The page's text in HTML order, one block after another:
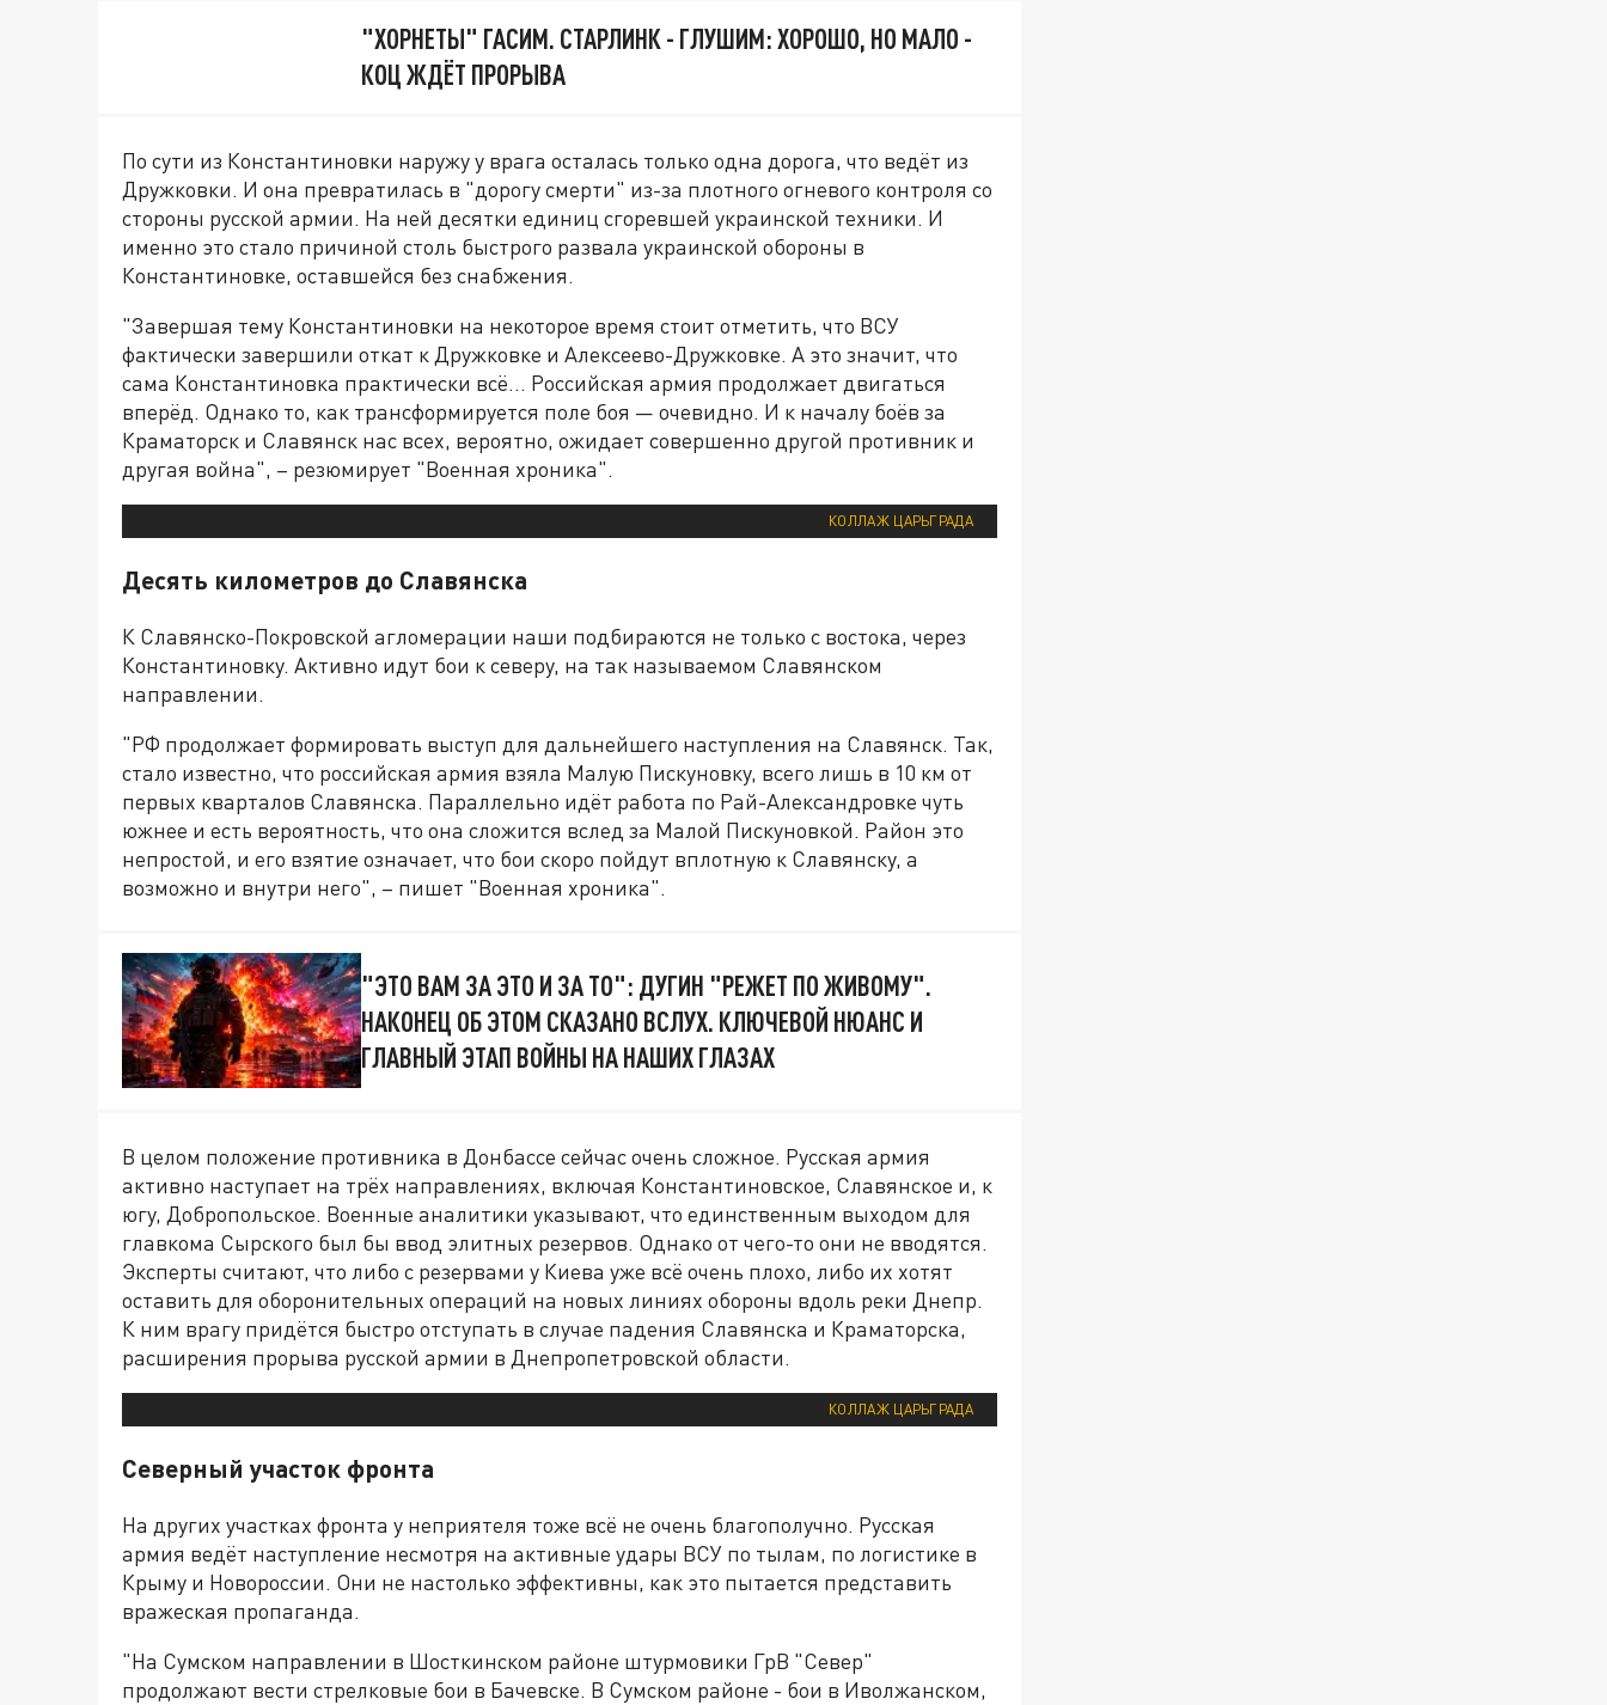
"ХОРНЕТЫ" ГАСИМ. СТАРЛИНК - ГЛУШИМ: ХОРОШО, НО МАЛО -
КОЦ ЖДЁТ ПРОРЫВА
По сути из Константиновки наружу у врага осталась только одна дорога, что ведёт из
Дружковки. И она превратилась в "дорогу смерти" из-за плотного огневого контроля со
стороны русской армии. На ней десятки единиц сгоревшей украинской техники. И
именно это стало причиной столь быстрого развала украинской обороны в
Константиновке, оставшейся без снабжения.
"Завершая тему Константиновки на некоторое время стоит отметить, что ВСУ
фактически завершили откат к Дружковке и Алексеево-Дружковке. А это значит, что
сама Константиновка практически всё... Российская армия продолжает двигаться
вперёд. Однако то, как трансформируется поле боя — очевидно. И к началу боёв за
Краматорск и Славянск нас всех, вероятно, ожидает совершенно другой противник и
другая война", – резюмирует "Военная хроника".
КОЛЛАЖ ЦАРЬГРАДА
Десять километров до Славянска
К Славянско-Покровской агломерации наши подбираются не только с востока, через
Константиновку. Активно идут бои к северу, на так называемом Славянском
направлении.
"РФ продолжает формировать выступ для дальнейшего наступления на Славянск. Так,
стало известно, что российская армия взяла Малую Пискуновку, всего лишь в 10 км от
первых кварталов Славянска. Параллельно идёт работа по Рай-Александровке чуть
южнее и есть вероятность, что она сложится вслед за Малой Пискуновкой. Район это
непростой, и его взятие означает, что бои скоро пойдут вплотную к Славянску, а
возможно и внутри него", – пишет "Военная хроника".
"ЭТО ВАМ ЗА ЭТО И ЗА ТО": ДУГИН "РЕЖЕТ ПО ЖИВОМУ".
НАКОНЕЦ ОБ ЭТОМ СКАЗАНО ВСЛУХ. КЛЮЧЕВОЙ НЮАНС И
ГЛАВНЫЙ ЭТАП ВОЙНЫ НА НАШИХ ГЛАЗАХ
В целом положение противника в Донбассе сейчас очень сложное. Русская армия
активно наступает на трёх направлениях, включая Константиновское, Славянское и, к
югу, Добропольское. Военные аналитики указывают, что единственным выходом для
главкома Сырского был бы ввод элитных резервов. Однако от чего-то они не вводятся.
Эксперты считают, что либо с резервами у Киева уже всё очень плохо, либо их хотят
оставить для оборонительных операций на новых линиях обороны вдоль реки Днепр.
К ним врагу придётся быстро отступать в случае падения Славянска и Краматорска,
расширения прорыва русской армии в Днепропетровской области.
КОЛЛАЖ ЦАРЬГРАДА
Северный участок фронта
На других участках фронта у неприятеля тоже всё не очень благополучно. Русская
армия ведёт наступление несмотря на активные удары ВСУ по тылам, по логистике в
Крыму и Новороссии. Они не настолько эффективны, как это пытается представить
вражеская пропаганда.
"На Сумском направлении в Шосткинском районе штурмовики ГрВ "Север"
продолжают вести стрелковые бои в Бачевске. В Сумском районе - бои в Иволжанском,